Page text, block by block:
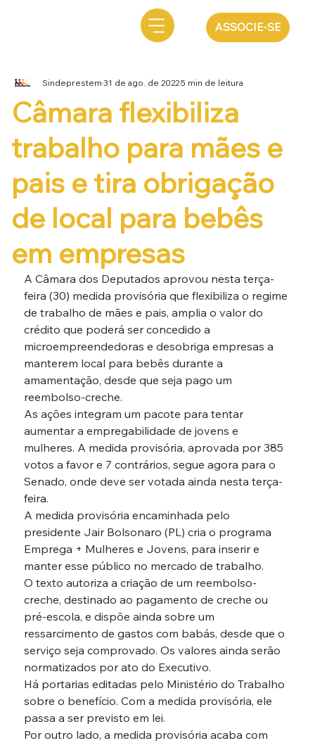
ASSOCIE-SE
Câmara flexibiliza
trabalho para mães e
pais e tira obrigação
de local para bebês
em empresas
Sindeprestem31 de ago. de 20225 min de leitura
A Câmara dos Deputados aprovou nesta terça-
feira (30) medida provisória que flexibiliza o regime
de trabalho de mães e pais, amplia o valor do
crédito que poderá ser concedido a
microempreendedoras e desobriga empresas a
manterem local para bebês durante a
amamentação, desde que seja pago um
reembolso-creche.
As ações integram um pacote para tentar
aumentar a empregabilidade de jovens e
mulheres. A medida provisória, aprovada por 385
votos a favor e 7 contrários, segue agora para o
Senado, onde deve ser votada ainda nesta terça-
feira.
A medida provisória encaminhada pelo
presidente Jair Bolsonaro (PL) cria o programa
Emprega + Mulheres e Jovens, para inserir e
manter esse público no mercado de trabalho.
O texto autoriza a criação de um reembolso-
creche, destinado ao pagamento de creche ou
pré-escola, e dispõe ainda sobre um
ressarcimento de gastos com babás, desde que o
serviço seja comprovado. Os valores ainda serão
normatizados por ato do Executivo.
Há portarias editadas pelo Ministério do Trabalho
sobre o benefício. Com a medida provisória, ele
passa a ser previsto em lei.
Por outro lado, a medida provisória acaba com